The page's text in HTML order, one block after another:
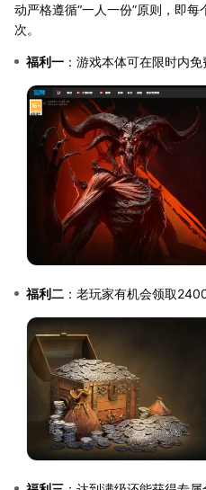
动严格遵循“一人一份”原则，即
次。
福利一 ：游戏本体可在限时内
福利二 ：老玩家有机会领取